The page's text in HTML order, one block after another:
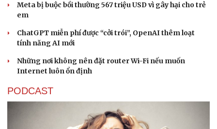
Văn hóa
Văn học
Âm nhạc
Di sản
Thời trang
Meta bị buộc bồi thường 567 triệu USD vì gây hại cho trẻ
em
ChatGPT miễn phí được “cởi trói”, OpenAI thêm loạt
tính năng AI mới
Những nơi không nên đặt router Wi-Fi nếu muốn
Internet luôn ổn định
PODCAST